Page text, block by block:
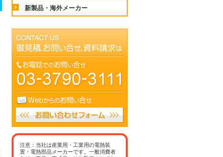
新製品・海外メーカー
注意：当社は産業用・工業用の電熱装
置・電熱部品メーカーです。一般消費者